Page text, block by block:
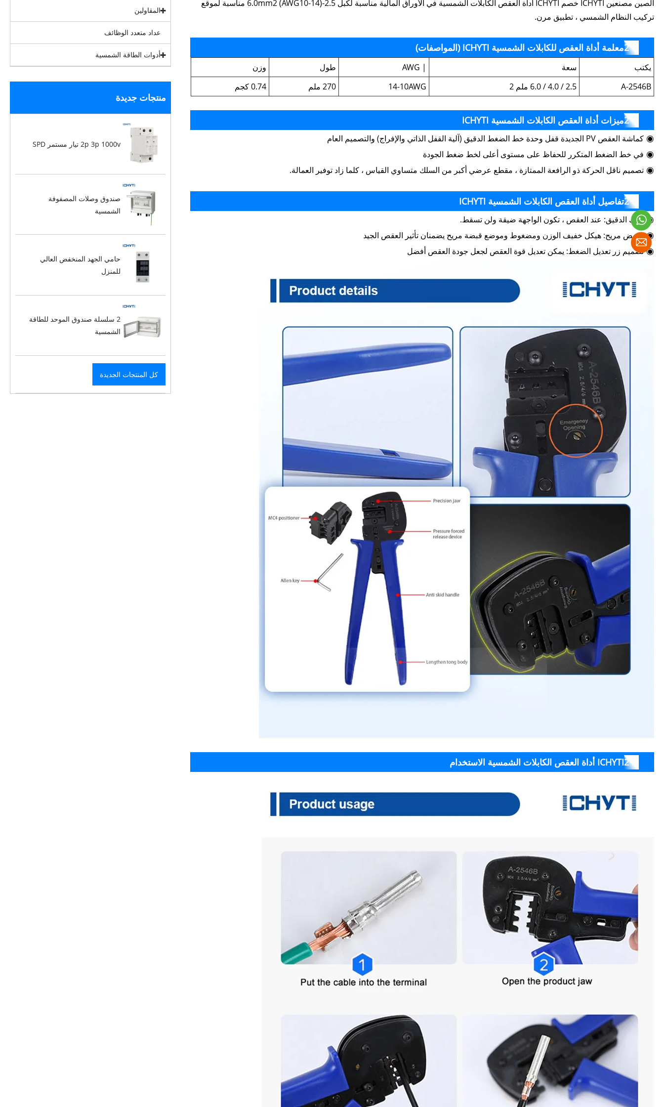
المقاولين
عداد متعدد الوظائف
أدوات الطاقة الشمسية
منتجات جديدة
2p 3p 1000v تيار مستمر SPD
صندوق وصلات المصفوفة
الشمسية
حامي الجهد المنخفض العالي
للمنزل
2 سلسلة صندوق الموحد للطاقة
الشمسية
كل المنتجات الجديدة
الصين مصنعين ICHYTI خصم ICHYTI أداة العقص الكابلات الشمسية في الأوراق المالية مناسبة لكبل 2.5-6.0mm2 (AWG10-14) مناسبة لموقع
تركيب النظام الشمسي ، تطبيق مرن.
معلمة أداة العقص للكابلات الشمسية ICHYTI (المواصفات)
يكتب سعة | AWG طول
وزن
A-2546B
2.5 / 4.0 / 6.0 ملم 2 14-10AWG 270 ملم 0.74 كجم
ميزات أداة العقص الكابلات الشمسية ICHYTI
◉ كماشة العقص PV الجديدة قفل وحدة خط الضغط الدقيق (آلية القفل الذاتي والإفراج) والتصميم العام
◉ في خط الضغط المتكرر للحفاظ على مستوى أعلى لخط ضغط الجودة
◉ تصميم ناقل الحركة ذو الرافعة الممتازة ، مقطع عرضي أكبر من السلك متساوي القياس ، كلما زاد توفير العمالة.
تفاصيل أداة العقص الكابلات الشمسية ICHYTI
◉ الفك الدقيق: عند العقص ، تكون الواجهة ضيقة ولن تسقط.
◉ مقبض مريح: هيكل خفيف الوزن ومضغوط وموضع قبضة مريح يضمنان تأثير العقص الجيد
◉ تصميم زر تعديل الضغط: يمكن تعديل قوة العقص لجعل جودة العقص أفضل
ICHYTI أداة العقص الكابلات الشمسية الاستخدام